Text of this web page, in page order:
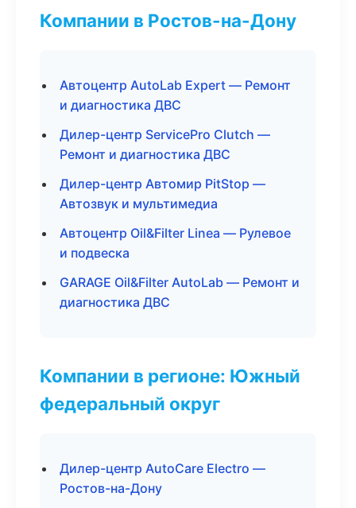
Компании в Ростов-на-Дону
Автоцентр AutoLab Expert — Ремонт
и диагностика ДВС
Дилер-центр ServicePro Clutch —
Ремонт и диагностика ДВС
Дилер-центр Автомир PitStop —
Автозвук и мультимедиа
Автоцентр Oil&Filter Linea — Рулевое
и подвеска
GARAGE Oil&Filter AutoLab — Ремонт и
диагностика ДВС
Компании в регионе: Южный
федеральный округ
Дилер-центр AutoCare Electro —
Ростов-на-Дону